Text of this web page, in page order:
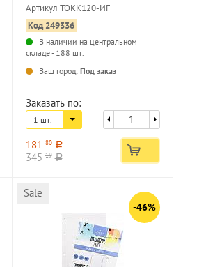
твердая обложка, матовая
ламинация
Артикул ТОКК120-ИГ
Код 249336
В наличии на центральном
складе - 188 шт.
Ваш город: Под заказ
Заказать по:
1 шт.
181 80 a
34519 a
Sale
-46%